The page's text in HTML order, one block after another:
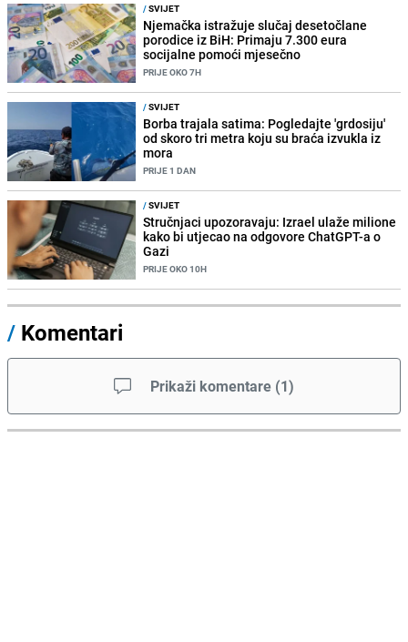
/SVIJET
Njemačka istražuje slučaj desetočlane
porodice iz BiH: Primaju 7.300 eura
socijalne pomoći mjesečno
PRIJE OKO 7H
/SVIJET
Borba trajala satima: Pogledajte 'grdosiju'
od skoro tri metra koju su braća izvukla iz
mora
PRIJE 1 DAN
/SVIJET
Stručnjaci upozoravaju: Izrael ulaže milione
kako bi utjecao na odgovore ChatGPT-a o
Gazi
PRIJE OKO 10H
/ Komentari
Prikaži komentare (1)